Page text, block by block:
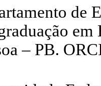
de
– PB.